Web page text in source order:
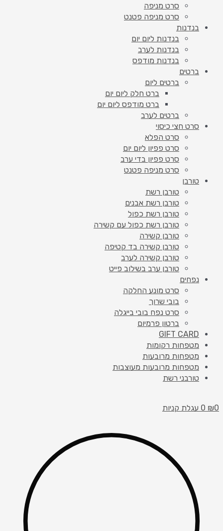
סרט מניפה
סרט מניפה פטנט
בנדנות
בנדנות ליום יום
בנדנות לערב
בנדנות מודפס
ברטים
ברטים ליום
ברט חלק ליום יום
ברט מודפס ליום יום
ברטים לערב
סרט חצי כיסוי
סרט הפלא
סרט פפיון ליום יום
סרט פפיון בדי ערב
סרט מניפה פטנט
טורבן
טורבן רשת
טורבן רשת אבנים
טורבן רשת כפול
טורבן רשת כפול עם קשירה
טורבן קשירה
טורבן קשירה בד קטיפה
טורבן קשירה לערב
טורבן ערב בשילוב פייט
נפחים
סרט מונע החלקה
בובי שרוך
סרט נפח בובי בייגלה
ברטון פרמיום
GIFT CARD
מטפחות רקומות
מטפחות מרובעות
מטפחות מרובעות מעוצבות
טורבני רשת
₪0
0 עגלת קניות